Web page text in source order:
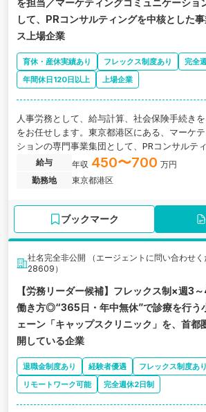
を担当／マーケティングコミュニケーショ
して、PRコンサルティングを中核とした
ス上場企業
育休・産休実績あり フレックス制度あり
完全
年間休日120日以上
上場企業
人事労務として、給与計算、社会保険手続き
をお任せします。東京都港区にある、マーケ
ションの専門事業集団として、PRコンサルテ
グロース上場企業の求人です。
給与 年収 450〜700 万円
勤務地
東京都港区
ブックマーク
社名完全非公開 （エージェントに問い合わせ
28609）
【労務リーダー候補】フレックス制×週3
働き方◎“365日・年中無休”で診療を行う
ェーン「キャップスクリニック」を、首都
開している企業
退職金制度あり 経験者優遇
フレックス制度あり
リモートワーク可能
完全週休2日制